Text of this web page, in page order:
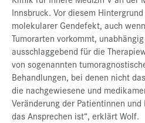
Innsbruck. Vor diesem
molekularer Gendefekt, auch
Tumorarten vorkommt,
ausschlaggebend für die
von sogenannten
Behandlungen, bei denen nicht
die nachgewiesene und
Veränderung der Patientinnen
das Ansprechen ist“, erklärt Wolf.